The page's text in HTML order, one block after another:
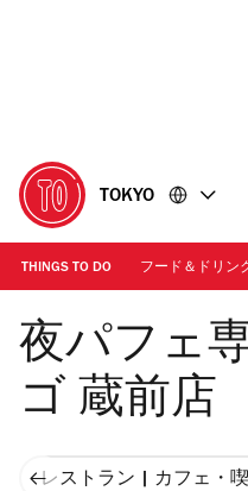
に
移
動
移
動
TOKYO
THINGS TO DO フード＆ドリン
Photo: Kisa Toyoshima
夜パフェ
ゴ 蔵前店
レストラン | カフェ・